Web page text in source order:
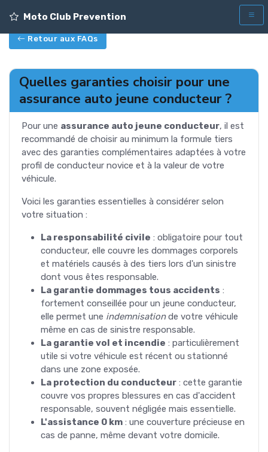
Moto Club Prevention
Retour aux FAQs
Quelles garanties choisir pour une
assurance auto jeune conducteur ?
Pour une assurance auto jeune conducteur, il est
recommandé de choisir au minimum la formule tiers
avec des garanties complémentaires adaptées à votre
profil de conducteur novice et à la valeur de votre
véhicule.
Voici les garanties essentielles à considérer selon
votre situation :
La responsabilité civile : obligatoire pour tout
conducteur, elle couvre les dommages corporels
et matériels causés à des tiers lors d'un sinistre
dont vous êtes responsable.
La garantie dommages tous accidents :
fortement conseillée pour un jeune conducteur,
elle permet une indemnisationde votre véhicule
même en cas de sinistre responsable.
La garantie vol et incendie : particulièrement
utile si votre véhicule est récent ou stationné
dans une zone exposée.
La protection du conducteur : cette garantie
couvre vos propres blessures en cas d'accident
responsable, souvent négligée mais essentielle.
L'assistance 0 km : une couverture précieuse en
cas de panne, même devant votre domicile.